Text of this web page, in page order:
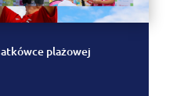
plażowej